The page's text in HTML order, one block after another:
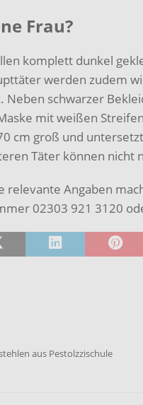
Frau?
komplett dunkel
werden zudem
Neben schwarzer
mit weißen
cm groß und
Täter können nicht
relevante Angaben
02303 921 3120
aus Pestolzzischule